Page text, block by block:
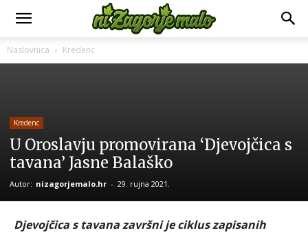
Naslovnica Kredenc
Kredenc
U Oroslavju promovirana ‘Djevojčica s
tavana’ Jasne Balaško
Autor: nizagorjemalo.hr - 29. rujna 2021.
Djevojčica s tavana završni je ciklus zapisanih